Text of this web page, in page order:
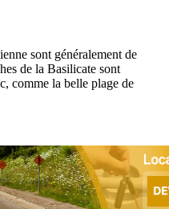
sont généralement de
de la Basilicate sont
comme la belle plage de